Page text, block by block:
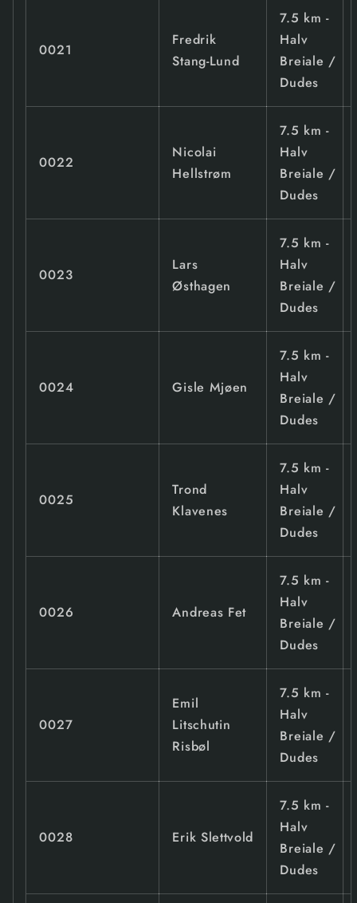
0021
Fredrik
Stang-Lund
7.5 km -
Halv
Breiale /
Dudes
0022
Nicolai
Hellstrøm
7.5 km -
Halv
Breiale /
Dudes
0023
Lars
Østhagen
7.5 km -
Halv
Breiale /
Dudes
0024 Gisle Mjøen
7.5 km -
Halv
Breiale /
Dudes
0025
Trond
Klavenes
7.5 km -
Halv
Breiale /
Dudes
0026 Andreas Fet
7.5 km -
Halv
Breiale /
Dudes
0027
Emil
Litschutin
Risbøl
7.5 km -
Halv
Breiale /
Dudes
0028 Erik Slettvold
7.5 km -
Halv
Breiale /
Dudes